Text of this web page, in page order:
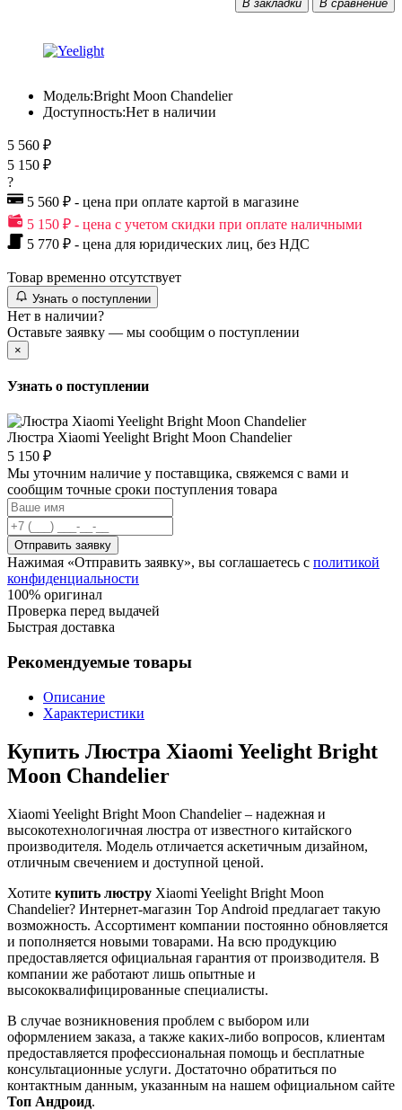
В закладки В сравнение
Модель:Bright Moon Chandelier
Доступность:Нет в наличии
5 560 ₽
5 150 ₽
?
5 560 ₽ - цена при оплате картой в магазине
5 150 ₽ - цена с учетом скидки при оплате наличными
5 770 ₽ - цена для юридических лиц, без НДС
Товар временно отсутствует
Узнать о поступлении
Нет в наличии?
Оставьте заявку — мы сообщим о поступлении
×
Узнать о поступлении
Люстра Xiaomi Yeelight Bright Moon Chandelier
5 150 ₽
Мы уточним наличие у поставщика, свяжемся с вами и
сообщим точные сроки поступления товара
Отправить заявку
Нажимая «Отправить заявку», вы соглашаетесь с политикой
конфиденциальности
100% оригинал
Проверка перед выдачей
Быстрая доставка
Рекомендуемые товары
Описание
Характеристики
Купить Люстра Xiaomi Yeelight Bright
Moon Chandelier
Xiaomi Yeelight Bright Moon Chandelier – надежная и
высокотехнологичная люстра от известного китайского
производителя. Модель отличается аскетичным дизайном,
отличным свечением и доступной ценой.
Хотите купить люстру Xiaomi Yeelight Bright Moon
Chandelier? Интернет-магазин Top Android предлагает такую
возможность. Ассортимент компании постоянно обновляется
и пополняется новыми товарами. На всю продукцию
предоставляется официальная гарантия от производителя. В
компании же работают лишь опытные и
высококвалифицированные специалисты.
В случае возникновения проблем с выбором или
оформлением заказа, а также каких-либо вопросов, клиентам
предоставляется профессиональная помощь и бесплатные
консультационные услуги. Достаточно обратиться по
контактным данным, указанным на нашем официальном сайте
Топ Андроид.